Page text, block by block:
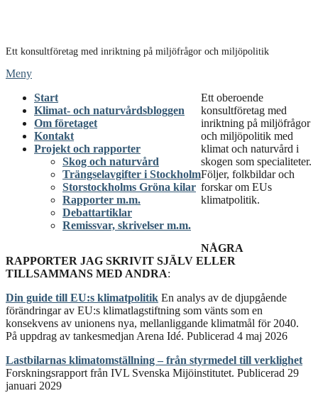
Ett konsultföretag med inriktning på miljöfrågor och miljöpolitik
Meny
Start
Klimat- och naturvårdsbloggen
Om företaget
Kontakt
Projekt och rapporter
Skog och naturvård
Trängselavgifter i Stockholm
Storstockholms Gröna kilar
Rapporter m.m.
Debattartiklar
Remissvar, skrivelser m.m.
Ett oberoende
konsultföretag med
inriktning på miljöfrågor
och miljöpolitik med
klimat och naturvård i
skogen som specialiteter.
Följer, folkbildar och
forskar om EUs
klimatpolitik.
NÅGRA
RAPPORTER JAG SKRIVIT SJÄLV ELLER
TILLSAMMANS MED ANDRA:
Din guide till EU:s klimatpolitik En analys av de djupgående
förändringar av EU:s klimatlagstiftning som vänts som en
konsekvens av unionens nya, mellanliggande klimatmål för 2040.
På uppdrag av tankesmedjan Arena Idé. Publicerad 4 maj 2026
Lastbilarnas klimatomställning ‒ från styrmedel till verklighet
Forskningsrapport från IVL Svenska Mijöinstitutet. Publicerad 29
januari 2029